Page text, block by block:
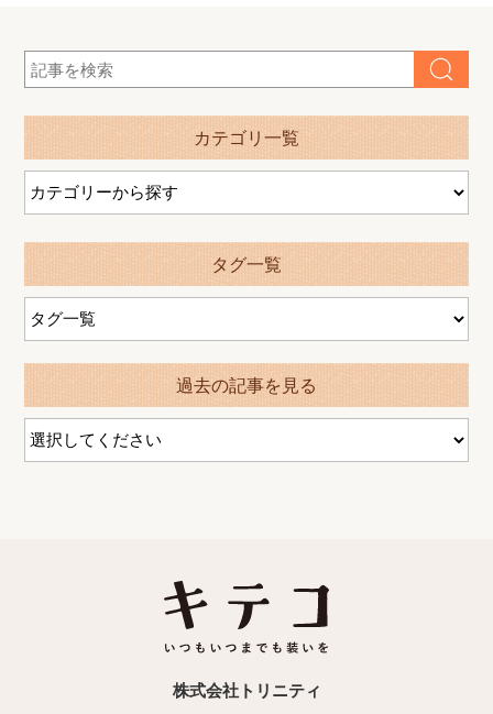
カテゴリ一覧
タグ一覧
過去の記事を見る
株式会社トリニティ